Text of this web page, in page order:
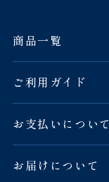
商品一覧
ご利用ガイド
お支払いについて
お届けについて